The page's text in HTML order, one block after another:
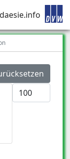
Anzeige #